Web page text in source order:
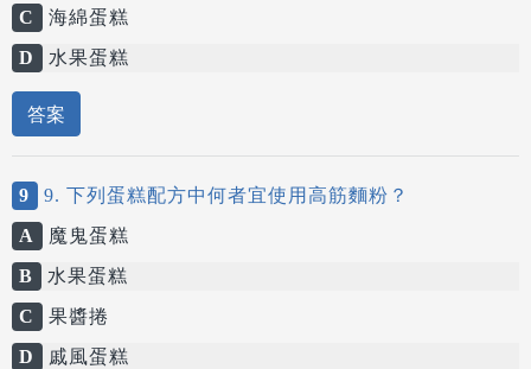
C
海綿蛋糕
D
水果蛋糕
答案
9
9. 下列蛋糕配方中何者宜使用高筋麵粉？
A
魔鬼蛋糕
B
水果蛋糕
C
果醬捲
D
戚風蛋糕